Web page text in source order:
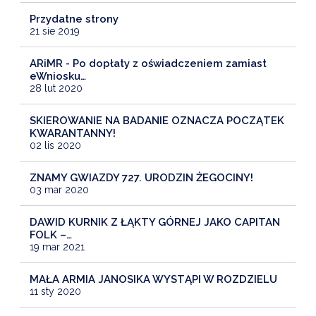
Przydatne strony
21 sie 2019
ARiMR - Po dopłaty z oświadczeniem zamiast
eWniosku…
28 lut 2020
SKIEROWANIE NA BADANIE OZNACZA POCZĄTEK
KWARANTANNY!
02 lis 2020
ZNAMY GWIAZDY 727. URODZIN ŻEGOCINY!
03 mar 2020
DAWID KURNIK Z ŁĄKTY GÓRNEJ JAKO CAPITAN
FOLK –…
19 mar 2021
MAŁA ARMIA JANOSIKA WYSTĄPI W ROZDZIELU
11 sty 2020